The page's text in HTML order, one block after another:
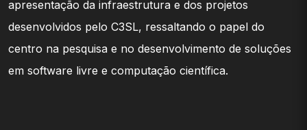
apresentação da infraestrutura e dos projetos
desenvolvidos pelo C3SL, ressaltando o papel do
centro na pesquisa e no desenvolvimento de soluções
em software livre e computação científica.